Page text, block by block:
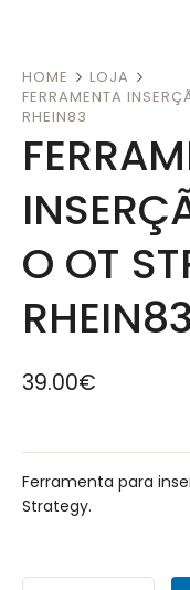
HOME
LOJA
FERRAMENTA
RHEIN83
O OT
RHEIN83
39.00€
Ferramenta para
Strategy.